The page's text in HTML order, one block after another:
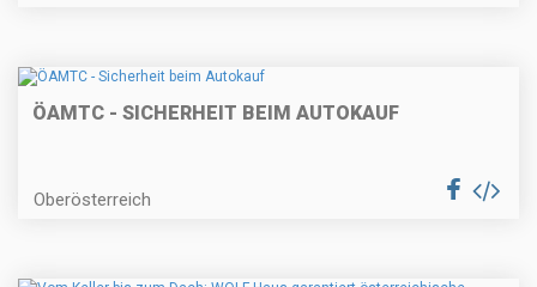
ÖAMTC - SICHERHEIT BEIM AUTOKAUF
Oberösterreich